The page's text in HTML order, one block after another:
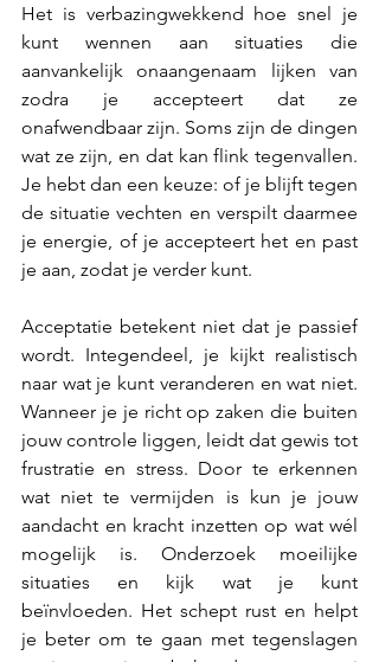
Het is verbazingwekkend hoe snel je
kunt wennen aan situaties die
aanvankelijk onaangenaam lijken van
zodra je accepteert dat ze
onafwendbaar zijn. Soms zijn de dingen
wat ze zijn, en dat kan flink tegenvallen.
Je hebt dan een keuze: of je blijft tegen
de situatie vechten en verspilt daarmee
je energie, of je accepteert het en past
je aan, zodat je verder kunt.
Acceptatie betekent niet dat je passief
wordt. Integendeel, je kijkt realistisch
naar wat je kunt veranderen en wat niet.
Wanneer je je richt op zaken die buiten
jouw controle liggen, leidt dat gewis tot
frustratie en stress. Door te erkennen
wat niet te vermijden is kun je jouw
aandacht en kracht inzetten op wat wél
mogelijk is. Onderzoek moeilijke
situaties en kijk wat je kunt
beïnvloeden. Het schept rust en helpt
je beter om te gaan met tegenslagen